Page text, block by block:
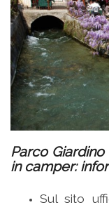
Parco
in camper:
Sul sito